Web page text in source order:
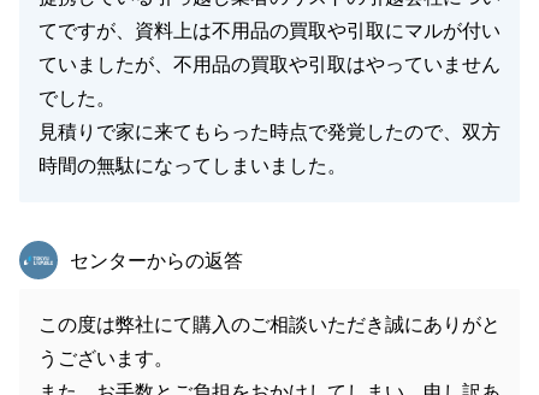
てですが、資料上は不用品の買取や引取にマルが付い
ていましたが、不用品の買取や引取はやっていません
でした。
見積りで家に来てもらった時点で発覚したので、双方
時間の無駄になってしまいました。
東急リバブル
センターからの返答
この度は弊社にて購入のご相談いただき誠にありがと
うございます。